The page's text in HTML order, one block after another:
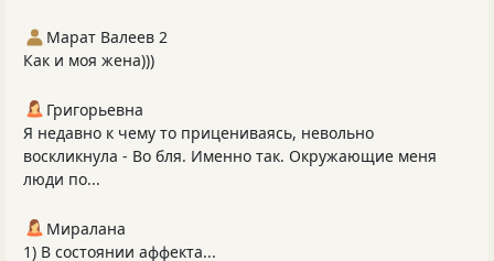
Марат Валеев 2
Как и моя жена)))
Григорьевна
Я недавно к чему то прицениваясь, невольно
воскликнула - Во бля. Именно так. Окружающие меня
люди по...
Миралана
1) В состоянии аффекта...